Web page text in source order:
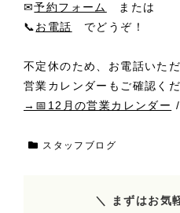
✉予約フォーム
または
📞お電話 でどうぞ！
不定休のため、お電話いた
営業カレンダーもご確認くだ
→📅12月の営業カレンダー /
スタッフブログ
＼ まずはお気